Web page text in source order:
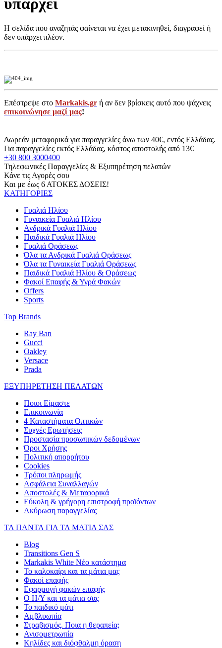
υπάρχει
Η σελίδα που αναζητάς φαίνεται να έχει μετακινηθεί, διαγραφεί ή
δεν υπάρχει πλέον.
Επέστρεψε στο Markakis.gr ή αν δεν βρίσκεις αυτό που ψάχνεις
επικοινώνησε μαζί μας!
Δωρεάν μεταφορικά για παραγγελίες άνω των 40€, εντός Ελλάδας.
Για παραγγελίες εκτός Ελλάδας, κόστος αποστολής από 13€
+30 800 3000400
Τηλεφωνικές Παραγγελίες & Εξυπηρέτηση πελατών
Κάνε τις Αγορές σου
Και με έως 6 ΑΤΟΚΕΣ ΔΟΣΕΙΣ!
ΚΑΤΗΓΟΡΙΕΣ
Γυαλιά Ηλίου
Γυναικεία Γυαλιά Ηλίου
Ανδρικά Γυαλιά Ηλίου
Παιδικά Γυαλιά Ηλίου
Γυαλιά Οράσεως
Όλα τα Ανδρικά Γυαλιά Οράσεως
Όλα τα Γυναικεία Γυαλιά Οράσεως
Παιδικά Γυαλιά Ηλίου & Οράσεως
Φακοί Επαφής & Υγρά Φακών
Offers
Sports
Top Brands
Ray Ban
Gucci
Oakley
Versace
Prada
ΕΞΥΠΗΡΕΤΗΣΗ ΠΕΛΑΤΩΝ
Ποιοι Είμαστε
Επικοινωνία
4 Καταστήματα Οπτικών
Συχνές Ερωτήσεις
Προστασία προσωπικών δεδομένων
Όροι Χρήσης
Πολιτική απορρήτου
Cookies
Τρόποι πληρωμής
Ασφάλεια Συναλλαγών
Αποστολές & Μεταφορικά
Εύκολη & γρήγορη επιστροφή προϊόντων
Ακύρωση παραγγελίας
ΤΑ ΠΑΝΤΑ ΓΙΑ ΤΑ ΜΑΤΙΑ ΣΑΣ
Blog
Transitions Gen S
Markakis White Νέο κατάστημα
Το καλοκαίρι και τα μάτια μας
Φακοί επαφής
Εφαρμογή φακών επαφής
Ο Η/Υ και τα μάτια σας
Το παιδικό μάτι
Αμβλυωπία
Στραβισμός. Ποια η θεραπεία;
Ανισομετρωπία
Κηλίδες και διόφθαλμη όραση